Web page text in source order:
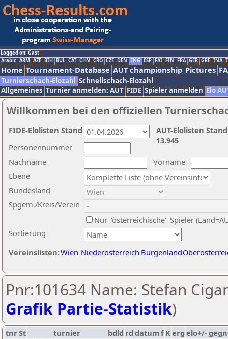
Logged on: Gast
Arabic ARM AZE BIH BUL CAT CHN CRO CZE DEN ENG ESP FAI FIN FRA GER GRE INA
Home Tournament-Database AUT championship Pictures
Turnierschach-Elozahl Schnellschach-Elozahl
Allgemeines Turnier anmelden: AUT FIDE Spieler anmelden Elo
Willkommen bei den offiziellen
Nachname
Vorname
Ebene
Sortierung
Personennummer
Bundesland
Spgem./Kreis/Verein
Nur "österreichische" Spieler
Vereinslisten:Wien Niederösterreich Burgenland
AUT-Elolisten
13.945
FIDE-Elolisten Stand
Pnr:101634 Name: Stefan
Grafik Partie-Statistik)
tnrSt turnier bdld rd datumf Kerg elo+/-